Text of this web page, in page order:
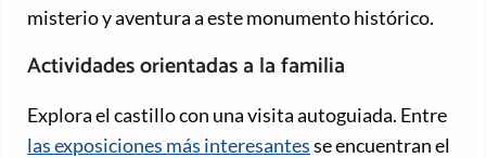
misterio y aventura a este monumento histórico.
Actividades orientadas a la familia
Explora el castillo con una visita autoguiada. Entre
las exposiciones más interesantesse encuentran el